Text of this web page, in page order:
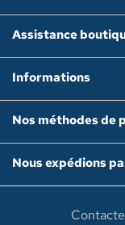
Assistance
Informations
Nos méthodes de
Nous expédions